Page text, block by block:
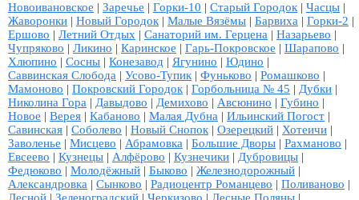
Новоивановское | Заречье | Горки-10 | Старый Городок | Часцы |
Жаворонки | Новый Городок | Малые Вязёмы | Барвиха | Горки-2 |
Ершово | Летний Отдых | Санаторий им. Герцена | Назарьево |
Чупряково | Ликино | Каринское | Гарь-Покровское | Шарапово |
Хлюпино | Сосны | Конезавод | Ягунино | Юдино |
Саввинская Слобода | Усово-Тупик | Фуньково | Ромашково |
Мамоново | Покровский Городок | Горбольница № 45 | Дубки |
Николина Гора | Давыдово | Демихово | Авсюнино | Губино |
Новое | Верея | Кабаново | Малая Дубна | Ильинский Погост |
Савинская | Соболево | Новый Снопок | Озерецкий | Хотеичи |
Заволенье | Мисцево | Абрамовка | Большие Дворы | Рахманово |
Евсеево | Кузнецы | Алфёрово | Кузнечики | Дубровицы |
Федюково | Молодёжный | Быково | Железнодорожный |
Александровка | Сынково | Радиоцентр Романцево | Поливаново |